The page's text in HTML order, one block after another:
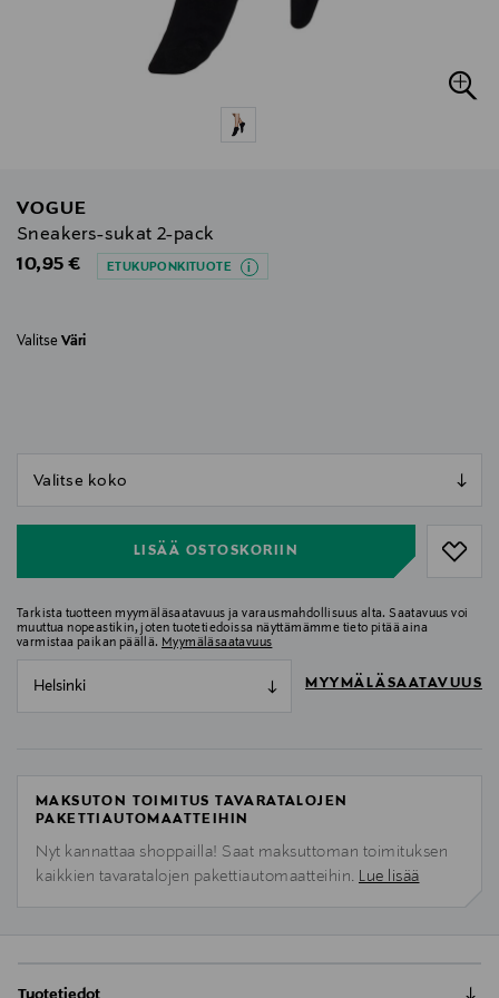
VOGUE
Sneakers-sukat 2-pack
Original Price
10,95 € ETUKUPONKITUOTE
Valitse Väri
LISÄÄ OSTOSKORIIN
Tarkista tuotteen myymäläsaatavuus ja varausmahdollisuus alta. Saatavuus voi
muuttua nopeastikin, joten tuotetiedoissa näyttämämme tieto pitää aina
varmistaa paikan päällä. Myymäläsaatavuus
Helsinki MYYMÄLÄSAATAVUUS
MAKSUTON TOIMITUS TAVARATALOJEN
PAKETTIAUTOMAATTEIHIN
Nyt kannattaa shoppailla! Saat maksuttoman toimituksen
kaikkien tavaratalojen pakettiautomaatteihin. Lue lisää